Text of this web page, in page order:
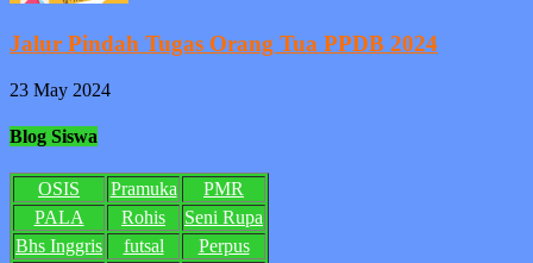
Jalur Pindah Tugas Orang Tua PPDB 2024
23 May 2024
Blog Siswa
OSIS Pramuka
PMR
PALA
Rohis
Seni Rupa
Bhs Inggris
futsal
Perpus